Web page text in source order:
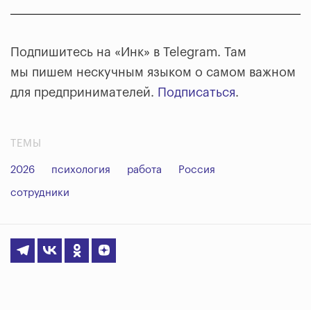
Подпишитесь на «Инк» в Telegram. Там
мы пишем нескучным языком о самом важном
для предпринимателей. Подписаться.
ТЕМЫ
2026 психология работа Россия
сотрудники